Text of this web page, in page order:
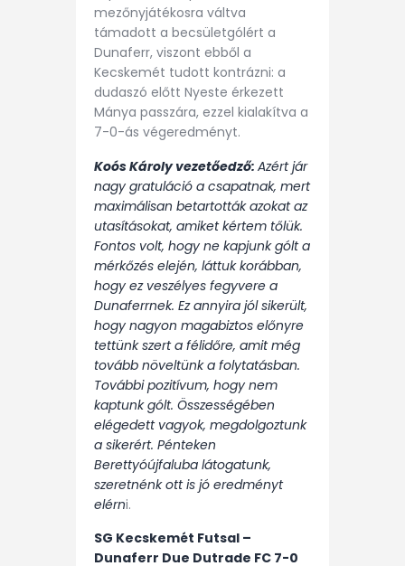
mezőnyjátékosra váltva
támadott a becsületgólért a
Dunaferr, viszont ebből a
Kecskemét tudott kontrázni: a
dudaszó előtt Nyeste érkezett
Mánya passzára, ezzel kialakítva a
7-0-ás végeredményt.
Koós Károly vezetőedző: Azért jár
nagy gratuláció a csapatnak, mert
maximálisan betartották azokat az
utasításokat, amiket kértem tőlük.
Fontos volt, hogy ne kapjunk gólt a
mérkőzés elején, láttuk korábban,
hogy ez veszélyes fegyvere a
Dunaferrnek. Ez annyira jól sikerült,
hogy nagyon magabiztos előnyre
tettünk szert a félidőre, amit még
tovább növeltünk a folytatásban.
További pozitívum, hogy nem
kaptunk gólt. Összességében
elégedett vagyok, megdolgoztunk
a sikerért. Pénteken
Berettyóújfaluba látogatunk,
szeretnénk ott is jó eredményt
elérni.
SG Kecskemét Futsal –
Dunaferr Due Dutrade FC 7-0